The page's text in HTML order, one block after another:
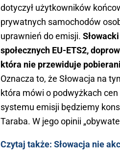
dotyczył użytkowników
prywatnych samochodów
uprawnień do emisji.
społecznych EU-ETS2,
która nie przewiduje
Oznacza to, że Słowacja na
która mówi o podwyżkach
systemu emisji będziemy
Taraba. W jego opinii
Czytaj także: Słowacja nie